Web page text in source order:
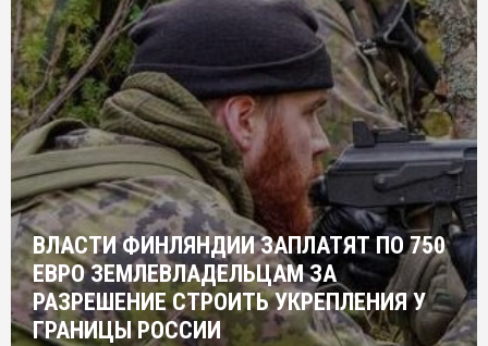
ВЛАСТИ ФИНЛЯНДИИ ЗАПЛАТЯТ ПО 750
ЕВРО ЗЕМЛЕВЛАДЕЛЬЦАМ ЗА
РАЗРЕШЕНИЕ СТРОИТЬ УКРЕПЛЕНИЯ У
ГРАНИЦЫ РОССИИ